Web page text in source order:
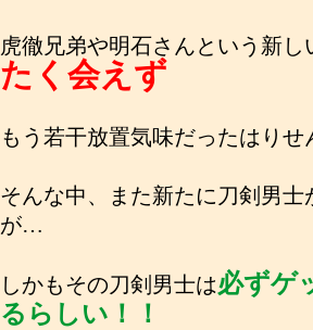
虎徹兄弟や明石さんという新し
たく会えず
もう若干放置気味だったはり
そんな中、また新たに刀剣男
が…
しかもその刀剣男士は必ずゲ
るらしい！！